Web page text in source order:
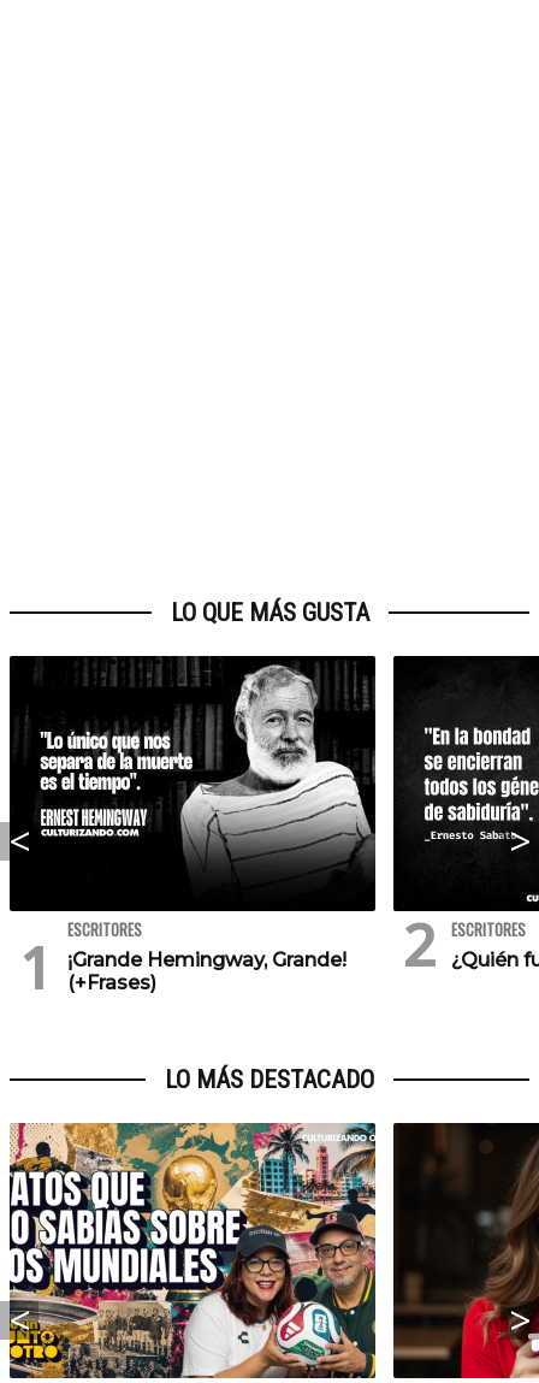
LO QUE MÁS GUSTA
ESCRITORES
¡Grande Hemingway, Grande!
(+Frases)
ESCRITORES
¿Quién
LO MÁS DESTACADO